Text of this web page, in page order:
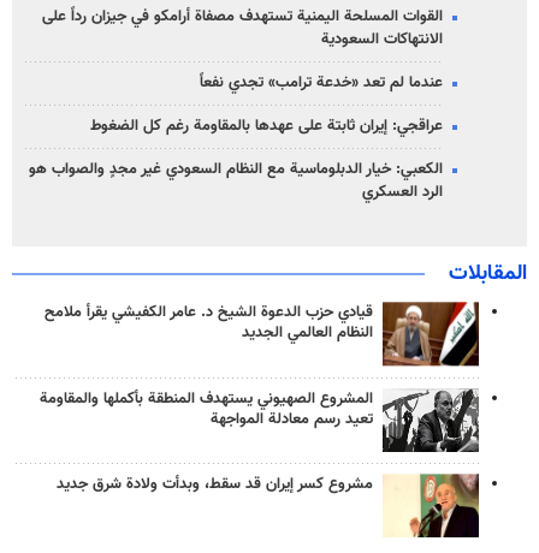
القوات المسلحة اليمنية تستهدف مصفاة أرامكو في جيزان رداً على
الانتهاكات السعودية
عندما لم تعد «خدعة ترامب» تجدي نفعاً
عراقجي: إيران ثابتة على عهدها بالمقاومة رغم كل الضغوط
الكعبي: خيار الدبلوماسية مع النظام السعودي غير مجدٍ والصواب هو
الرد العسكري
المقابلات
قيادي حزب الدعوة الشيخ د. عامر الكفيشي يقرأ ملامح
النظام العالمي الجديد
المشروع الصهيوني يستهدف المنطقة بأكملها والمقاومة
تعيد رسم معادلة المواجهة
مشروع كسر إيران قد سقط، وبدأت ولادة شرق جديد